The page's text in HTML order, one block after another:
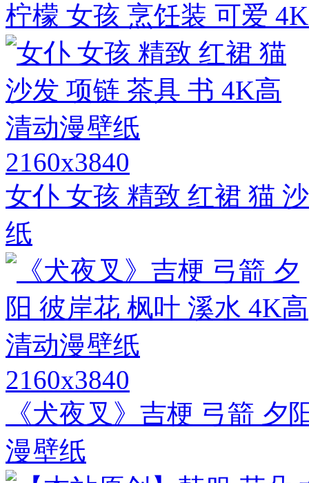
柠檬 女孩 烹饪装 可爱
2160x3840
女仆 女孩 精致 红裙 猫
纸
2160x3840
《犬夜叉》吉梗 弓箭 夕
漫壁纸